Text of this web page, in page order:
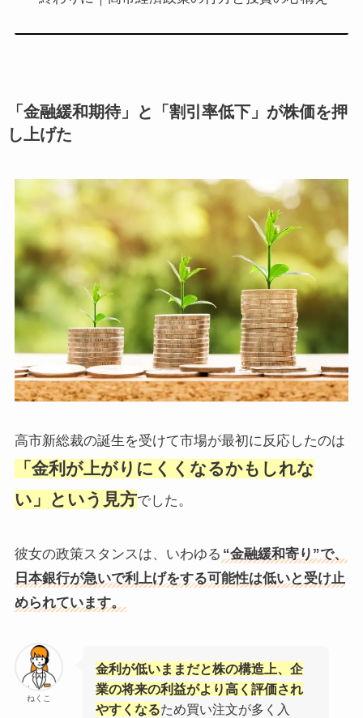
「金融緩和期待」と「割引率低下」が株価を押
し上げた
高市新総裁の誕生を受けて市場が最初に反応したのは
「金利が上がりにくくなるかもしれな
い」という見方でした。
彼女の政策スタンスは、いわゆる “金融緩和寄り”で、
日本銀行が急いで利上げをする可能性は低いと受け止
められています。
ねくこ
金利が低いままだと株の構造上、企
業の将来の利益がより高く評価され
やすくなるため買い注文が多く入